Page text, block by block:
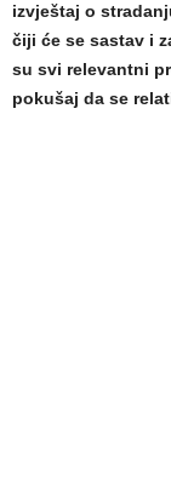
izvještaj o
čiji će se sastav i
su svi relevantni
pokušaj da se